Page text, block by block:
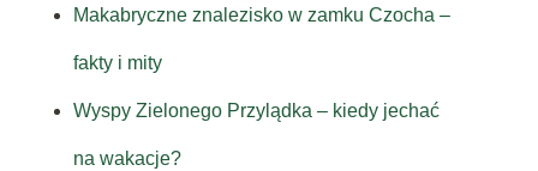
Makabryczne znalezisko w zamku Czocha –
fakty i mity
Wyspy Zielonego Przylądka – kiedy jechać
na wakacje?